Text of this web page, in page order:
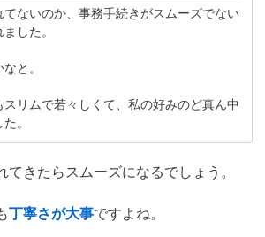
ないのか、事務手続きがスムーズでない
した。
と。
リムで若々しくて、私の好みのど真ん中
。
きたらスムーズになるでしょう。
丁寧さが大事ですよね。